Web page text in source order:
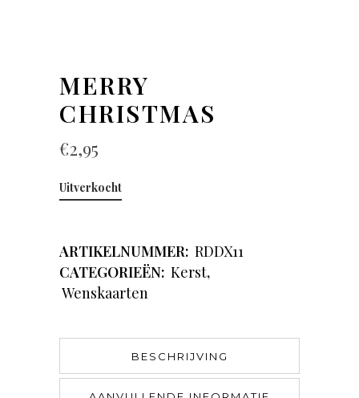
MERRY
CHRISTMAS
€2,95
Uitverkocht
ARTIKELNUMMER: RDDX11
CATEGORIEËN: Kerst,
Wenskaarten
BESCHRIJVING